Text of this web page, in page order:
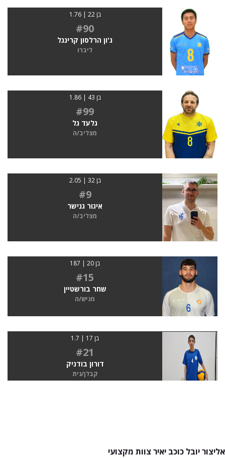
בן 22 | 1.76
#90
ג'ון הרלסון קרינגל
ליברו
בן 43 | 1.86
#99
גלעד גל
מצליב/ה
בן 32 | 2.05
#9
איגור גנישר
מצליב/ה
בן 20 | 187
#15
שחר בורשטיין
מגיש/ה
בן 17 | 1.7
#21
דורון בודניק
קבלן/נית
אליצור יובל כוכב יאיר צוות מקצועי